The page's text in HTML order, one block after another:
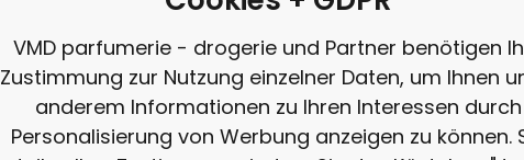
Calgon 3in1 Wasserenthärter gegen
Code:06815
Anbietercode:716221
EAN:
100%
5.91 EUR5.92 EUR
11.82 EUR / 1 kg
auf Lager
Schütze deine Wäsche und deine Waschmaschine vor Kalk.
das Wasser weich und verhindert die Ablagerung von Kalk.
VMD parfumerie - drogerie und Partner benötigen
Zustimmung zur Nutzung einzelner Daten, um Ihnen
anderem Informationen zu Ihren Interessen durch
Personalisierung von Werbung anzeigen zu können.